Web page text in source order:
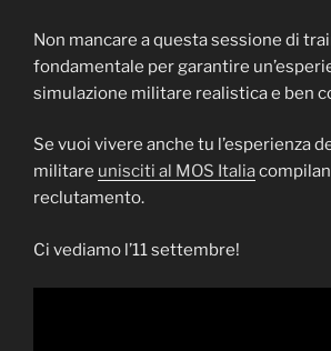
Non mancare a questa sessione di
fondamentale per garantire
simulazione militare realistica e ben
Se vuoi vivere anche tu l’esperienza
militare unisciti al MOS Italia
reclutamento.
Ci vediamo l’11 settembre!